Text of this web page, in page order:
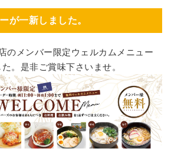
が一新しました。
のメンバー限定ウェルカムメニュー
。是非ご賞味下さいませ。